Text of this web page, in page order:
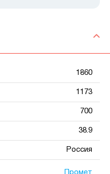
1860
1173
700
38.9
Россия
Промет